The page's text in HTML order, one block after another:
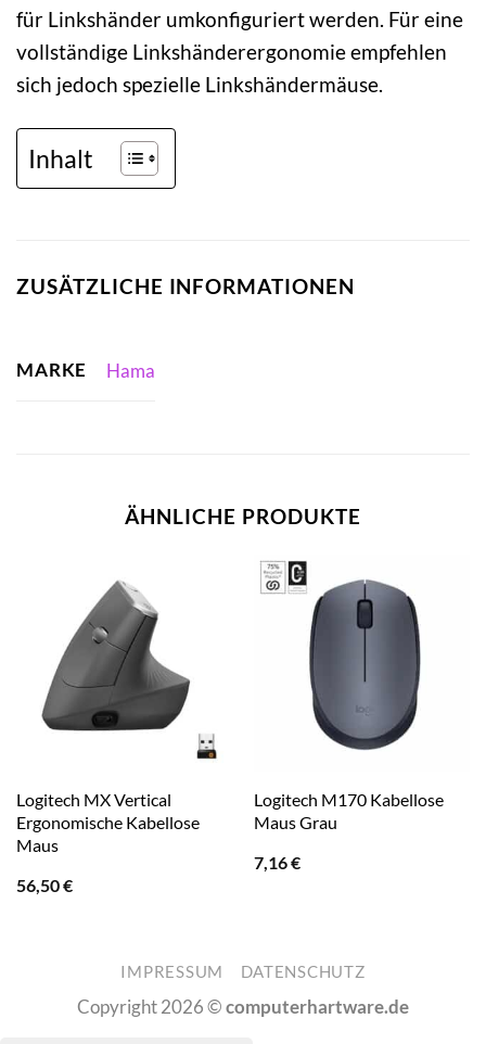
für Linkshänder umkonfiguriert werden. Für eine
vollständige Linkshänderergonomie empfehlen
sich jedoch spezielle Linkshändermäuse.
Inhalt
ZUSÄTZLICHE INFORMATIONEN
MARKE Hama
ÄHNLICHE PRODUKTE
Logitech MX Vertical
Ergonomische Kabellose
Maus
56,50€
Logitech M170 Kabellose
Maus Grau
7,16€
IMPRESSUM DATENSCHUTZ
Copyright 2026 ©computerhartware.de